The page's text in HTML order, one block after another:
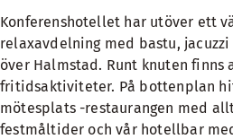
Konferenshotellet har utöver ett
relaxavdelning med bastu,
över Halmstad. Runt knuten finns
fritidsaktiviteter. På bottenplan
mötesplats -restaurangen med
festmåltider och vår hotellbar